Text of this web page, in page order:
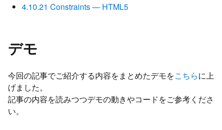
4.10.21 Constraints — HTML5
デモ
今回の記事でご紹介する内容をまとめたデモをこちらに上
げました。
記事の内容を読みつつデモの動きやコードをご参考くださ
い。